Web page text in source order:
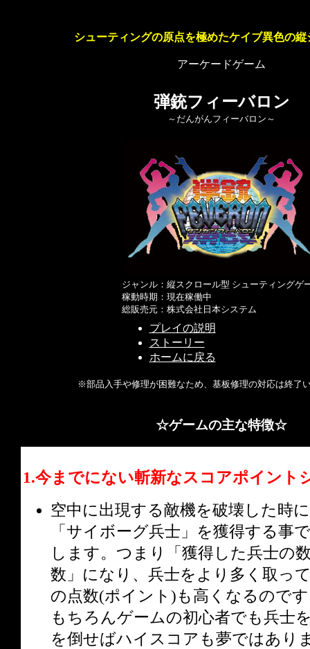
シューティングの原点を極めたケイブ異色の
アーケードゲーム
弾銃フィーバロン
～だんがんフィーバロン～
ジャンル：縦スクロール型 シューティングゲ
稼動時期：現在稼働中
総販売元：株式会社日本システム
プレイの説明
ストーリー
ホームに戻る
※部品入手や修理が困難なため、基板修理の対応は終了
☆ゲームの主な特徴☆
1.今までにない斬新なスコアポイント
空中に出現する敵機を破壊した時
「サイボーグ兵士」を獲得する事
します。つまり「獲得した兵士の
数」になり、兵士をより多く取っ
の点数(ポイント)も高くなるので
もちろんゲームの初心者でも兵士
を倒せばハイスコアも夢ではあり